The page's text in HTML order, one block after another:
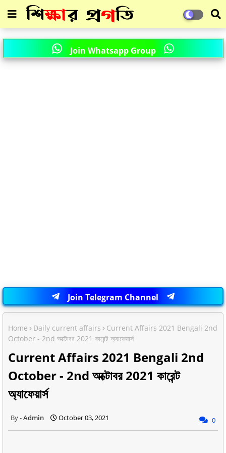
Join Whatsapp Group
Join Telegram Channel
Home Daily current affairs
Current Affairs 2021 Bengali 2nd
October - 2nd অক্টোবর 2021 কারেন্ট অ্যাফেয়ার্স
Current Affairs 2021 Bengali 2nd
October - 2nd অক্টোবর 2021 কারেন্ট
অ্যাফেয়ার্স
Admin October 03, 2021 0